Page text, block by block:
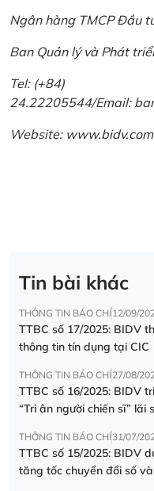
Ngân hàng TMCP Đầu
Ban Quản lý và Phát
Tel: (+84)
24.22205544/Email:
Website:
Tin bài khác
THÔNG TIN BÁO CHÍ12/09/
TTBC số 17/2025: BIDV
thông tin tín dụng tại CIC
THÔNG TIN BÁO CHÍ27/08/
TTBC số 16/2025: BIDV
“Tri
THÔNG TIN BÁO CHÍ31/07/
TTBC số 15/2025: BIDV
tăng tốc chuyển đổi số